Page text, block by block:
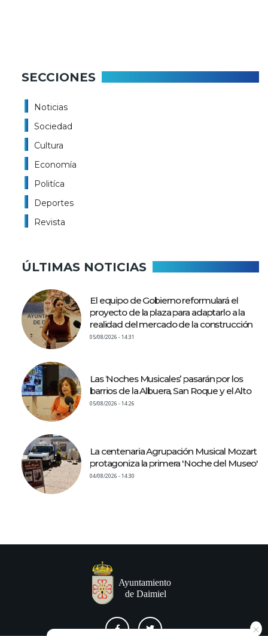
SECCIONES
Noticias
Sociedad
Cultura
Economía
Politíca
Deportes
Revista
ÚLTIMAS NOTICIAS
El equipo de Gobierno reformulará el
proyecto de la plaza para adaptarlo a la
realidad del mercado de la construcción
05/08/2026 - 14:31
Las ‘Noches Musicales’ pasarán por los
barrios de la Albuera, San Roque y el Alto
05/08/2026 - 14:26
La centenaria Agrupación Musical Mozart
protagoniza la primera 'Noche del Museo'
04/08/2026 - 14:30